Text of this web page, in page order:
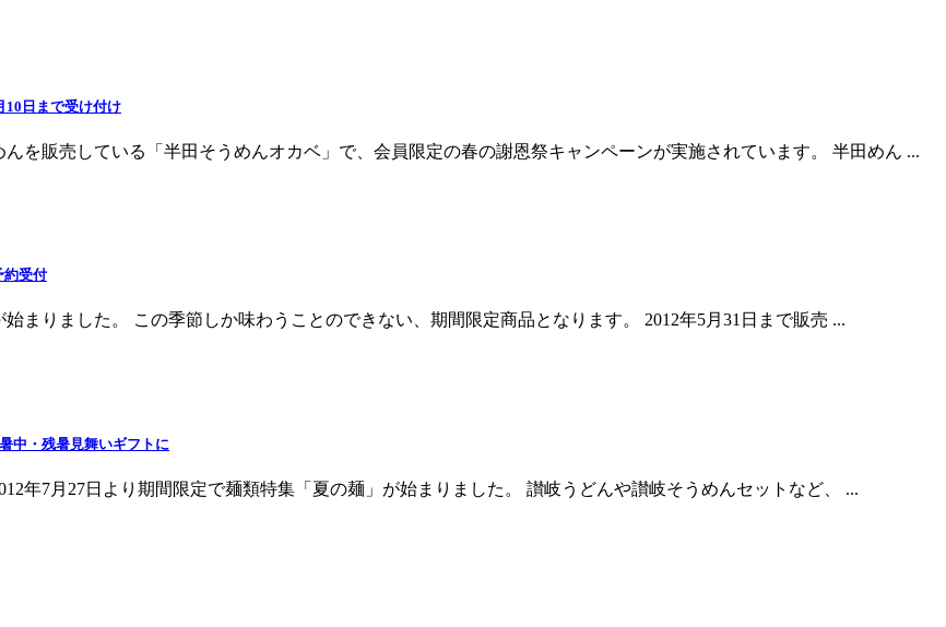
10日まで受け付け
を販売している「半田そうめんオカベ」で、会員限定の春の謝恩祭キャンペーンが実施されています。 半田めん ...
約受付
まりました。 この季節しか味わうことのできない、期間限定商品となります。 2012年5月31日まで販売 ...
中・残暑見舞いギフトに
年7月27日より期間限定で麺類特集「夏の麺」が始まりました。 讃岐うどんや讃岐そうめんセットなど、 ...